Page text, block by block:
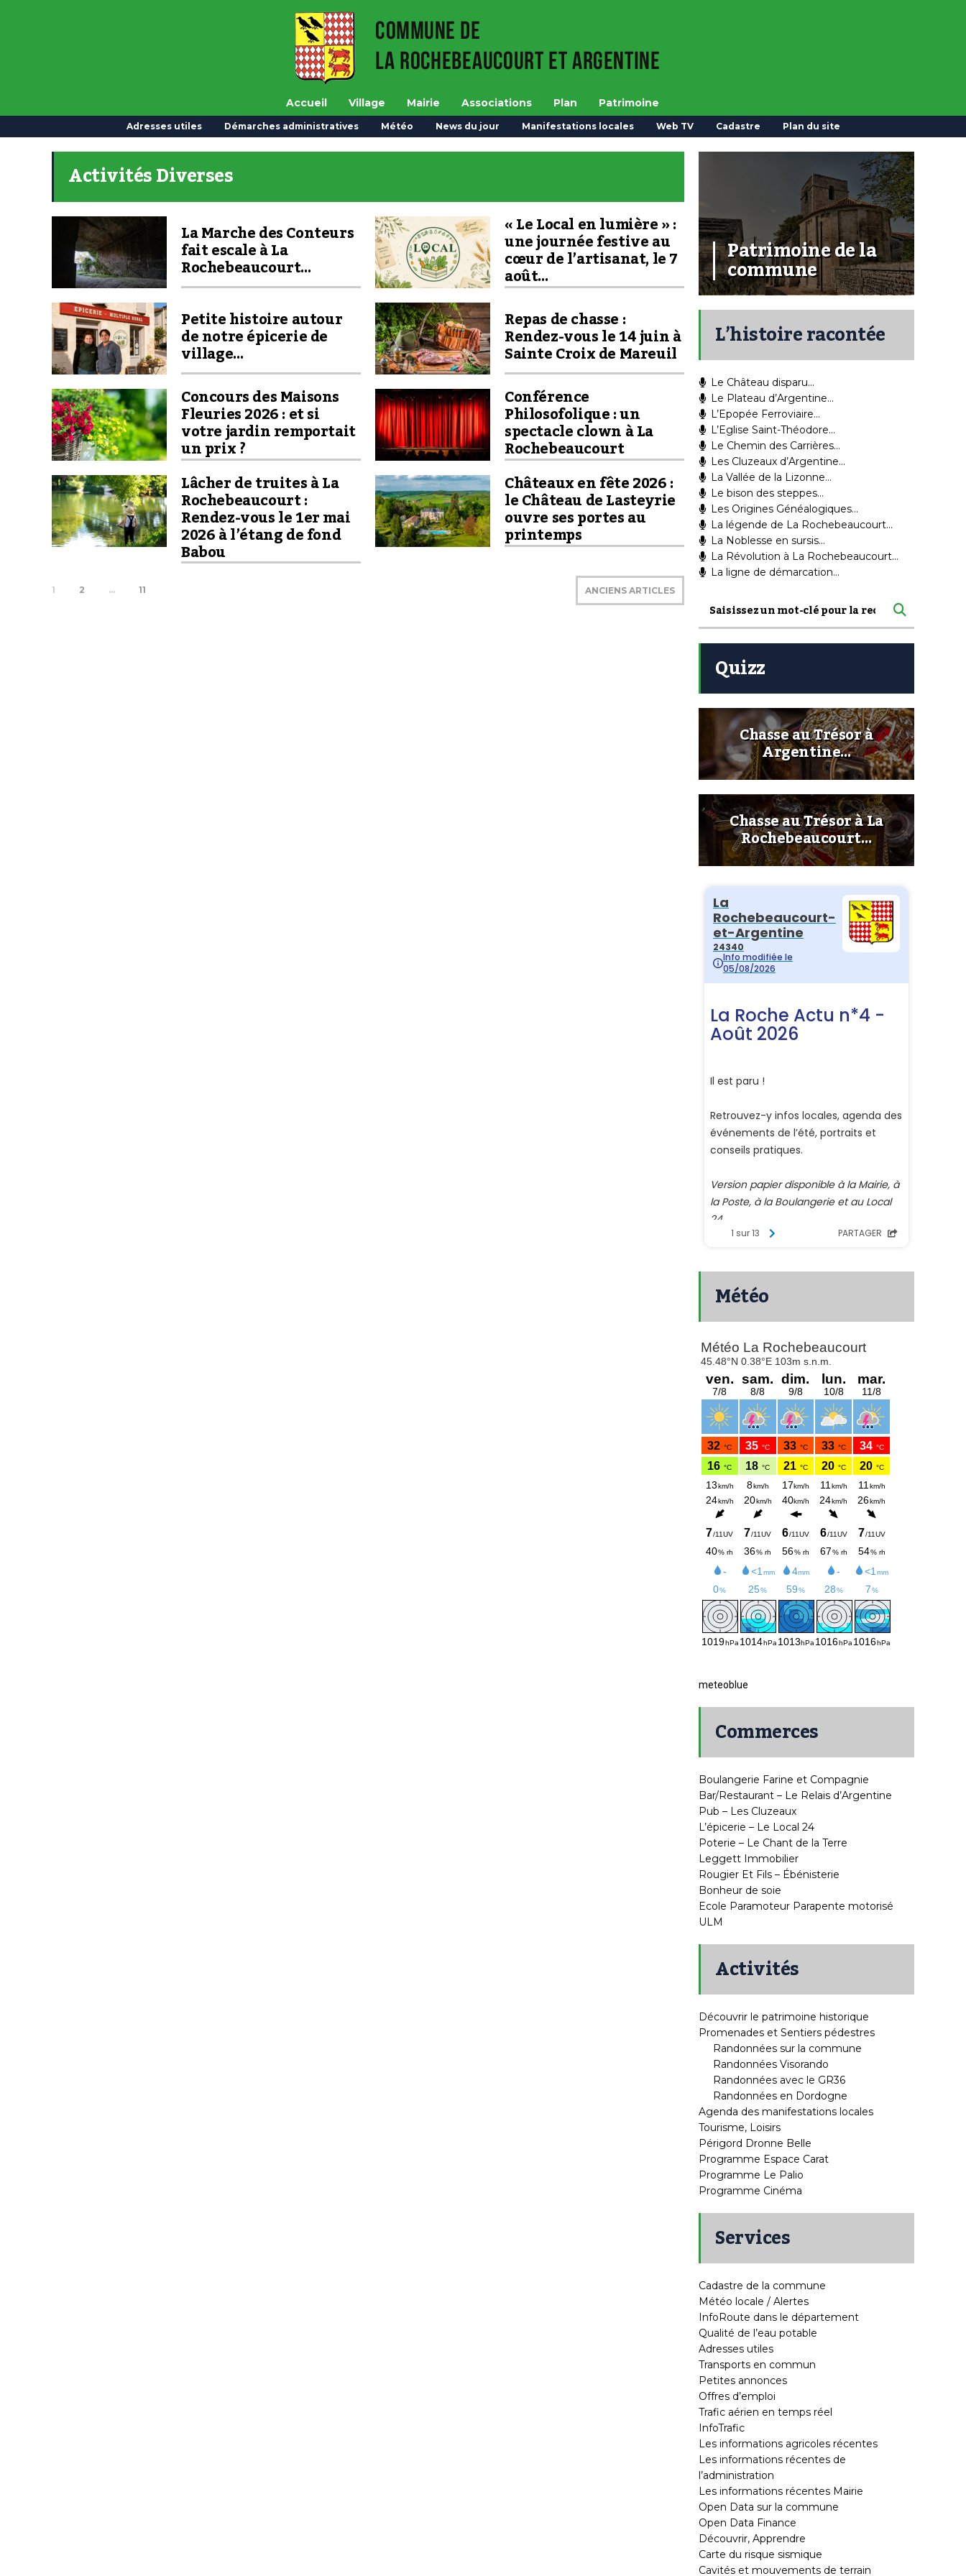
Accueil Village Mairie Associations Plan Patrimoine
Adresses utiles Démarches administratives Météo News du jour Manifestations locales Web TV Cadastre Plan du site
Activités Diverses
La Marche des Conteurs
fait escale à La
Rochebeaucourt…
« Le Local en lumière » :
une journée festive au
cœur de l’artisanat, le 7
août…
Petite histoire autour
de notre épicerie de
village…
Repas de chasse :
Rendez-vous le 14 juin à
Sainte Croix de Mareuil
Concours des Maisons
Fleuries 2026 : et si
votre jardin remportait
un prix ?
Conférence
Philosofolique : un
spectacle clown à La
Rochebeaucourt
Lâcher de truites à La
Rochebeaucourt :
Rendez-vous le 1er mai
2026 à l’étang de fond
Babou
Châteaux en fête 2026 :
le Château de Lasteyrie
ouvre ses portes au
printemps
1 2 … 11 ANCIENS ARTICLES
Patrimoine de la
commune
L’histoire racontée
Le Château disparu…
Le Plateau d’Argentine…
L’Epopée Ferroviaire…
L’Eglise Saint-Théodore…
Le Chemin des Carrières…
Les Cluzeaux d’Argentine…
La Vallée de la Lizonne…
Le bison des steppes…
Les Origines Généalogiques…
La légende de La Rochebeaucourt…
La Noblesse en sursis…
La Révolution à La Rochebeaucourt…
La ligne de démarcation…
Quizz
Chasse au Trésor à
Argentine…
Chasse au Trésor à La
Rochebeaucourt…
Météo
meteoblue
Commerces
Boulangerie Farine et Compagnie
Bar/Restaurant – Le Relais d’Argentine
Pub – Les Cluzeaux
L’épicerie – Le Local 24
Poterie – Le Chant de la Terre
Leggett Immobilier
Rougier Et Fils – Ébénisterie
Bonheur de soie
Ecole Paramoteur Parapente motorisé
ULM
Activités
Découvrir le patrimoine historique
Promenades et Sentiers pédestres
Randonnées sur la commune
Randonnées Visorando
Randonnées avec le GR36
Randonnées en Dordogne
Agenda des manifestations locales
Tourisme, Loisirs
Périgord Dronne Belle
Programme Espace Carat
Programme Le Palio
Programme Cinéma
Services
Cadastre de la commune
Météo locale / Alertes
InfoRoute dans le département
Qualité de l’eau potable
Adresses utiles
Transports en commun
Petites annonces
Offres d’emploi
Trafic aérien en temps réel
InfoTrafic
Les informations agricoles récentes
Les informations récentes de
l’administration
Les informations récentes Mairie
Open Data sur la commune
Open Data Finance
Découvrir, Apprendre
Carte du risque sismique
Cavités et mouvements de terrain